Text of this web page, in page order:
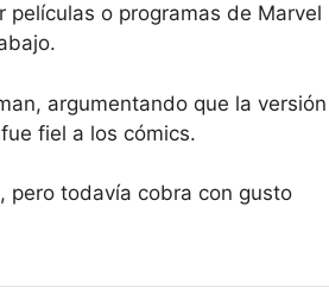
o programas de Marvel
argumentando que la versión
fiel a los cómics.
pero todavía cobra con gusto